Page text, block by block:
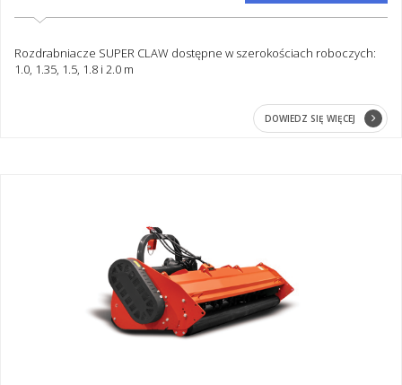
Rozdrabniacze SUPER CLAW dostępne w szerokościach roboczych:
1.0, 1.35, 1.5, 1.8 i 2.0 m
DOWIEDZ SIĘ WIĘCEJ